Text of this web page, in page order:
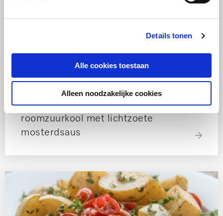
Details tonen
Alle cookies toestaan
Alleen noodzakelijke cookies
Rosé gebraden entrecôte op zachte
roomzuurkool met lichtzoete
mosterdsaus